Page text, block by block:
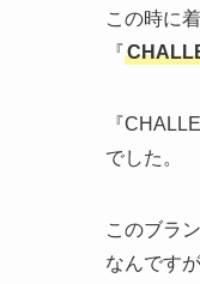
この時に
『
『
でした。
このブラ
なんです